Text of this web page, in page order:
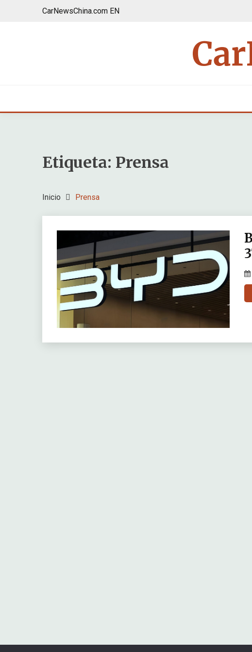
CarNewsChina.com EN
Etiqueta: Prensa
Inicio Prensa